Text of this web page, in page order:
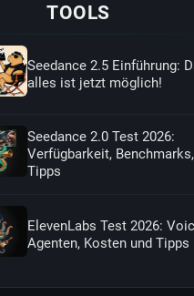
TOOLS
Seedance 2.5 Einführung:
alles ist jetzt möglich!
Seedance 2.0 Test 2026:
Verfügbarkeit, Benchmarks,
Tipps
ElevenLabs Test 2026:
Agenten, Kosten und Tipps